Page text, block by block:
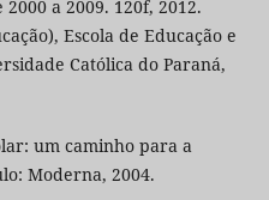
a 2009. 120f, 2012.
Escola de Educação e
Católica do Paraná,
um caminho para a
Moderna, 2004.